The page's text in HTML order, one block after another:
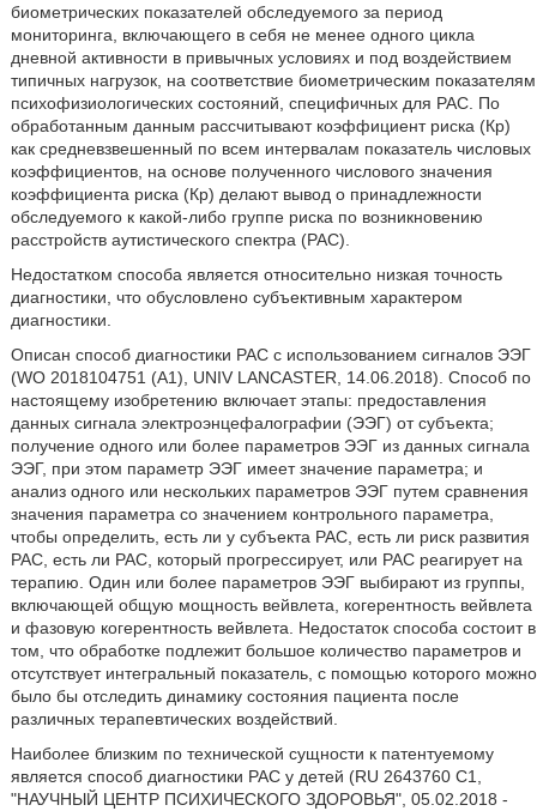
биометрических показателей обследуемого за период
мониторинга, включающего в себя не менее одного цикла
дневной активности в привычных условиях и под воздействием
типичных нагрузок, на соответствие биометрическим показателям
психофизиологических состояний, специфичных для РАС. По
обработанным данным рассчитывают коэффициент риска (Кр)
как средневзвешенный по всем интервалам показатель числовых
коэффициентов, на основе полученного числового значения
коэффициента риска (Кр) делают вывод о принадлежности
обследуемого к какой-либо группе риска по возникновению
расстройств аутистического спектра (РАС).
Недостатком способа является относительно низкая точность
диагностики, что обусловлено субъективным характером
диагностики.
Описан способ диагностики РАС с использованием сигналов ЭЭГ
(WO 2018104751 (А1), UNIV LANCASTER, 14.06.2018). Способ по
настоящему изобретению включает этапы: предоставления
данных сигнала электроэнцефалографии (ЭЭГ) от субъекта;
получение одного или более параметров ЭЭГ из данных сигнала
ЭЭГ, при этом параметр ЭЭГ имеет значение параметра; и
анализ одного или нескольких параметров ЭЭГ путем сравнения
значения параметра со значением контрольного параметра,
чтобы определить, есть ли у субъекта РАС, есть ли риск развития
РАС, есть ли РАС, который прогрессирует, или РАС реагирует на
терапию. Один или более параметров ЭЭГ выбирают из группы,
включающей общую мощность вейвлета, когерентность вейвлета
и фазовую когерентность вейвлета. Недостаток способа состоит в
том, что обработке подлежит большое количество параметров и
отсутствует интегральный показатель, с помощью которого можно
было бы отследить динамику состояния пациента после
различных терапевтических воздействий.
Наиболее близким по технической сущности к патентуемому
является способ диагностики РАС у детей (RU 2643760 С1,
"НАУЧНЫЙ ЦЕНТР ПСИХИЧЕСКОГО ЗДОРОВЬЯ", 05.02.2018 -